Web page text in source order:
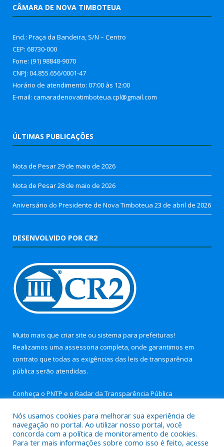
CÂMARA DE NOVA TIMBOTEUA
End.: Praça da Bandeira, S/N – Centro
CEP: 68730-000
Fone: (91) 98848-9070
CNPJ: 04.855.656/0001-47
Horário de atendimento: 07:00 às 12:00
E-mail: camaradenovatimboteua.cpl@gmail.com
ÚLTIMAS PUBLICAÇÕES
Nota de Pesar29 de maio de 2026
Nota de Pesar28 de maio de 2026
Aniversário do Presidente de Nova Timboteua 23 de abril de 2026
DESENVOLVIDO POR CR2
Muito mais que criar site ou sistema para prefeituras!
Realizamos uma assessoria completa, onde garantimos em
contrato que todas as exigências das leis de transparência
pública serão atendidas.
Conheça o PNTP e o Radar da Transparência Pública
Nós usamos cookies para melhorar sua experiência de
navegação no portal. Ao utilizar nosso portal, você
concorda com a política de monitoramento de cookies.
Para ter mais informações sobre como isso é feito, acesse